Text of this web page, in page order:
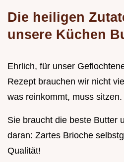
Die heiligen
unsere Küchen
Ehrlich, für unser
Rezept brauchen wir nicht
was reinkommt, muss
Sie braucht die beste Butter
daran: Zartes Brioche
Qualität!